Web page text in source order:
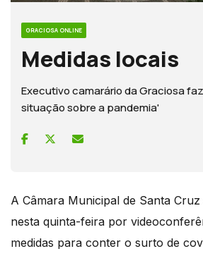
GRACIOSA ONLINE
Medidas locais
Executivo camarário da Graciosa
situação sobre a pandemia'
A Câmara Municipal de Santa
nesta quinta-feira por
medidas para conter o surto de